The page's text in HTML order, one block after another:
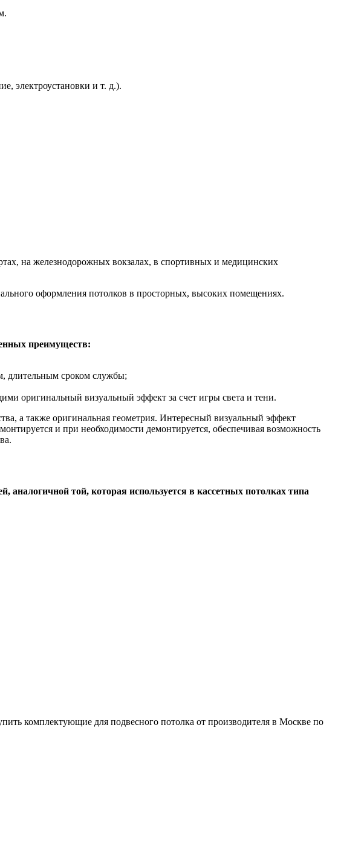
электроустановки и т. д.).
на железнодорожных вокзалах, в спортивных и медицинских
оформления потолков в просторных, высоких помещениях.
преимуществ:
длительным сроком службы;
оригинальный визуальный эффект за счет игры света и тени.
а также оригинальная геометрия. Интересный визуальный эффект
и при необходимости демонтируется, обеспечивая возможность
той, которая используется в кассетных потолках типа
комплектующие для подвесного потолка от производителя в Москве по